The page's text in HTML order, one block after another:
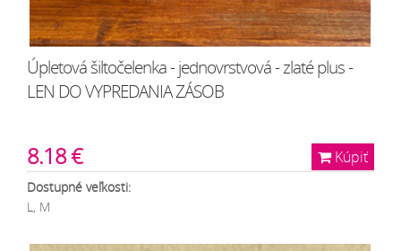
Úpletová šiltočelenka - jednovrstvová - zlaté plus -
LEN DO VYPREDANIA ZÁSOB
Kúpiť
8.18 €
Dostupné veľkosti:
L, M